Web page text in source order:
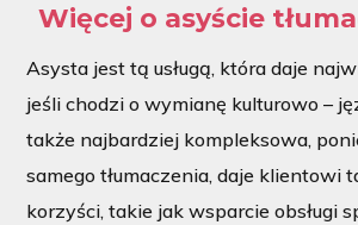
Więcej o asyście
Asysta jest tą usługą, która daje
jeśli chodzi o wymianę kulturowo –
także najbardziej kompleksowa,
samego tłumaczenia, daje klientowi
korzyści, takie jak wsparcie obsługi